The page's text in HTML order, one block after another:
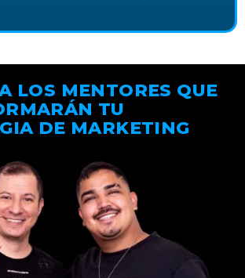
LOS MENTORES QUE
TU
DE MARKETING